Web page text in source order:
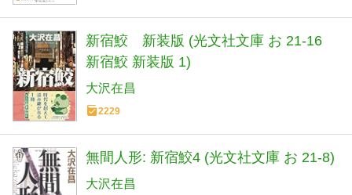
新宿鮫 新装版 (光文社文庫 お 21-16
新宿鮫 新装版 1)
大沢在昌
2229
無間人形: 新宿鮫4 (光文社文庫 お 21-8)
大沢在昌